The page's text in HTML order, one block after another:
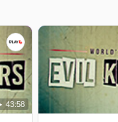
43:58